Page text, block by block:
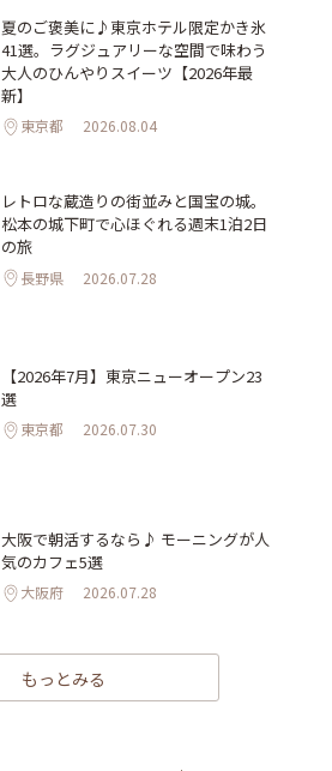
夏のご褒美に♪東京ホテル限定かき氷
41選。ラグジュアリーな空間で味わう
大人のひんやりスイーツ【2026年最
新】
東京都 2026.08.04
レトロな蔵造りの街並みと国宝の城。
松本の城下町で心ほぐれる週末1泊2日
の旅
長野県 2026.07.28
【2026年7月】東京ニューオープン23
選
東京都 2026.07.30
大阪で朝活するなら♪ モーニングが人
気のカフェ5選
大阪府 2026.07.28
もっとみる